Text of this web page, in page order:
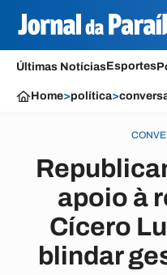
Últimas NotíciasEsportes
Home>política>
apoio à
Cícero
blindar